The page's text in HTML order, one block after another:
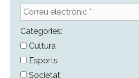
Correu
electrònic
*Categories:
Cultura
Esports
Societat